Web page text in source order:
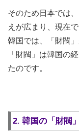
そのため日本では
えが広まり、現在
韓国では、「財閥
「財閥」は韓国の
たのです。
2. 韓国の「財閥